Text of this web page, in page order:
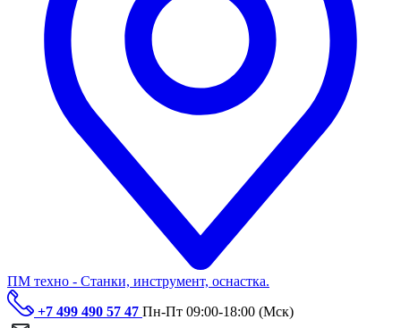
ПМ техно - Станки, инструмент, оснастка.
+7 499 490 57 47 Пн-Пт 09:00-18:00 (Мск)